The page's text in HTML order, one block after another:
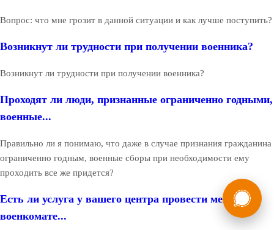
Вопрос: что мне грозит в данной ситуации и как лучше поступить?
Возникнут ли трудности при получении военника?
Возникнут ли трудности при получении военника?
Проходят ли люди, признанные ограниченно годными,
военные...
Правильно ли я понимаю, что даже в случае признания гражданина
ограниченно годным, военные сборы при необходимости ему
проходить все же придется?
Есть ли услуга у вашего центра провести меня в
военкомате...
Бесплатная
консультация